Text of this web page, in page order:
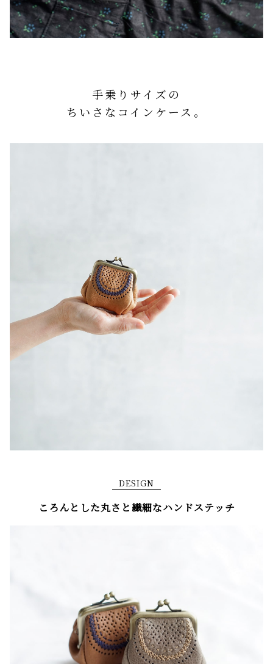
手乗りサイズの
ちいさなコインケース。
DESIGN
ころんとした丸さと繊細なハンドステッチ